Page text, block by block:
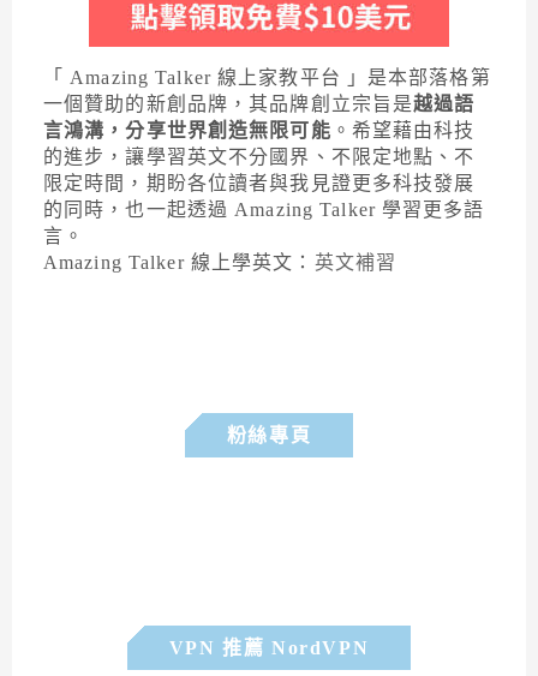
「 Amazing Talker 線上家教平台 」是本部落格第
一個贊助的新創品牌，其品牌創立宗旨是越過語
言鴻溝，分享世界創造無限可能 。希望藉由科技
的進步，讓學習英文不分國界、不限定地點、不
限定時間，期盼各位讀者與我見證更多科技發展
的同時，也一起透過 Amazing Talker 學習更多語
言。
Amazing Talker 線上學英文： 英文補習
粉絲專頁
VPN 推薦 NordVPN